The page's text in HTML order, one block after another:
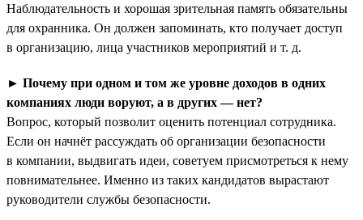
Наблюдательность и хорошая зрительная память обязательны
для охранника. Он должен запоминать, кто получает доступ
в организацию, лица участников мероприятий и т. д.
► Почему при одном и том же уровне доходов в одних
компаниях люди воруют, а в других — нет?
Вопрос, который позволит оценить потенциал сотрудника.
Если он начнёт рассуждать об организации безопасности
в компании, выдвигать идеи, советуем присмотреться к нему
повнимательнее. Именно из таких кандидатов вырастают
руководители службы безопасности.